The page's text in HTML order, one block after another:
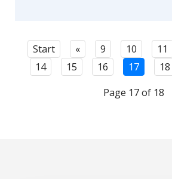
Start « 9 10 11
14
15 16 17 18
Page 17 of 18